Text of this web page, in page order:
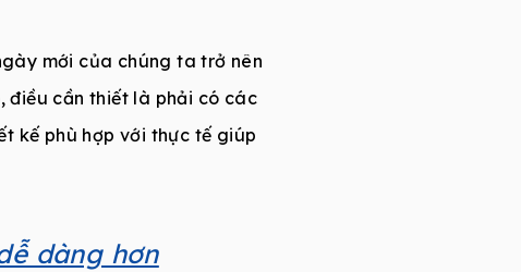
mới của chúng ta trở nên
điều cần thiết là phải có các
kế phù hợp với thực tế giúp
dàng hơn